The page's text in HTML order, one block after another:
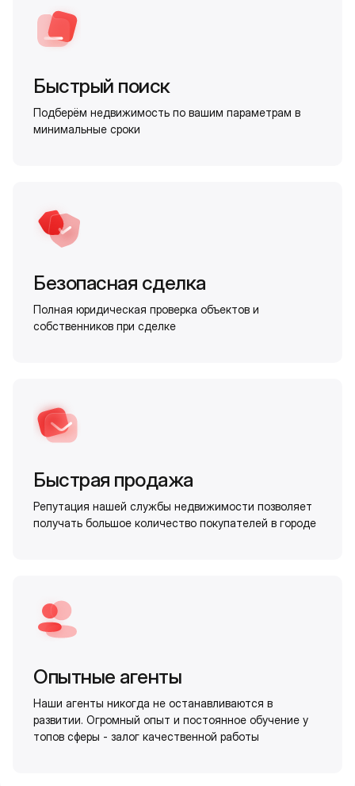
Быстрый поиск
Подберём недвижимость по вашим параметрам в
минимальные сроки
Безопасная сделка
Полная юридическая проверка объектов и
собственников при сделке
Быстрая продажа
Репутация нашей службы недвижимости позволяет
получать большое количество покупателей в городе
Опытные агенты
Наши агенты никогда не останавливаются в
развитии. Огромный опыт и постоянное обучение у
топов сферы - залог качественной работы